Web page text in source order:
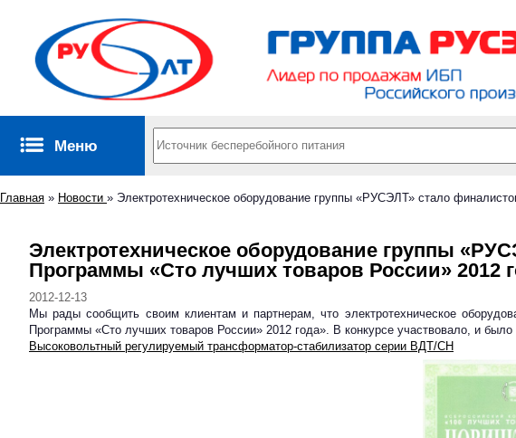
Меню
Главная » Новости » Электротехническое оборудование группы «РУСЭЛТ» стало
Электротехническое оборудование группы «РУСЭЛТ» стало финалистом Ежегодного Всероссийского Конкурса
Программы «Сто лучших товаров России» 2012
2012-12-13
Мы рады сообщить своим клиентам и партнерам, что электротехническое
Программы «Сто лучших товаров России» 2012 года». В конкурсе участвовало, и
Высоковольтный регулируемый трансформатор-стабилизатор серии ВДТ/СН